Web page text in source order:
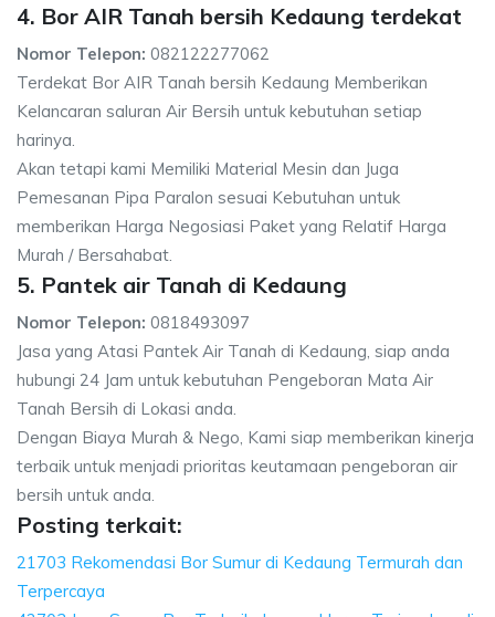
4. Bor AIR Tanah bersih Kedaung terdekat
Nomor Telepon: 082122277062
Terdekat Bor AIR Tanah bersih Kedaung Memberikan
Kelancaran saluran Air Bersih untuk kebutuhan setiap
harinya.
Akan tetapi kami Memiliki Material Mesin dan Juga
Pemesanan Pipa Paralon sesuai Kebutuhan untuk
memberikan Harga Negosiasi Paket yang Relatif Harga
Murah / Bersahabat.
5. Pantek air Tanah di Kedaung
Nomor Telepon: 0818493097
Jasa yang Atasi Pantek Air Tanah di Kedaung, siap anda
hubungi 24 Jam untuk kebutuhan Pengeboran Mata Air
Tanah Bersih di Lokasi anda.
Dengan Biaya Murah & Nego, Kami siap memberikan kinerja
terbaik untuk menjadi prioritas keutamaan pengeboran air
bersih untuk anda.
Posting terkait:
21703 Rekomendasi Bor Sumur di Kedaung Termurah dan
Terpercaya